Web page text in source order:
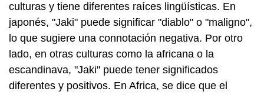
culturas y tiene diferentes raíces lingüísticas. En
japonés, "Jaki" puede significar "diablo" o "maligno",
lo que sugiere una connotación negativa. Por otro
lado, en otras culturas como la africana o la
escandinava, "Jaki" puede tener significados
diferentes y positivos. En Africa, se dice que el